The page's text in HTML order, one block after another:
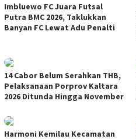
Imbluewo FC Juara Futsal
Putra BMC 2026, Taklukkan
Banyan FC Lewat Adu Penalti
14 Cabor Belum Serahkan THB,
Pelaksanaan Porprov Kaltara
2026 Ditunda Hingga November
Harmoni Kemilau Kecamatan